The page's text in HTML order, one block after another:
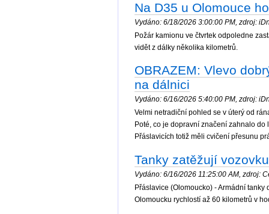
Na D35 u Olomouce
Vydáno: 6/18/2026 3:00:00 PM, zdroj:
Požár kamionu ve čtvrtek odpoledne
vidět z dálky několika kilometrů.
OBRAZEM: Vlevo
na dálnici
Vydáno: 6/16/2026 5:40:00 PM, zdroj:
Velmi netradiční pohled se v úterý od
Poté, co je dopravní značení zahnalo
Přáslavicích totiž měli cvičení přesunu
Tanky zatěžují
Vydáno: 6/16/2026 11:25:00 AM, zdroj:
Přáslavice (Olomoucko) - Armádní
Olomoucku rychlostí až 60 kilometrů v